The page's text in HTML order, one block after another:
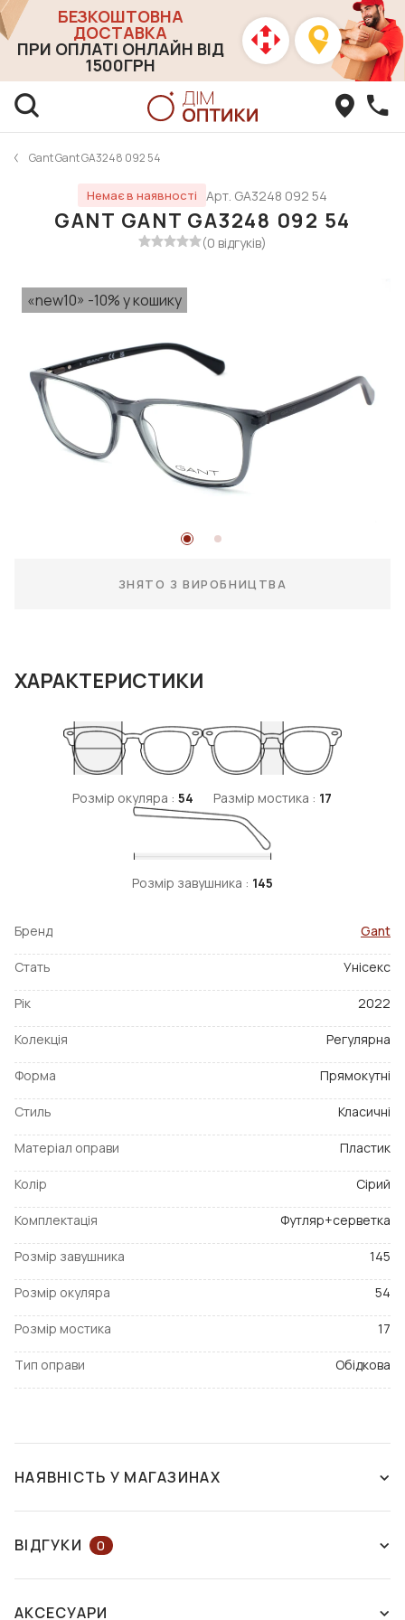
БЕЗКОШТОВНА
ДОСТАВКА
ПРИ ОПЛАТІ ОНЛАЙН ВІД
1500ГРН
Gant Gant GA3248 092 54
Немає в наявності Арт. GA3248 092 54
GANT GANT GA3248 092 54
(0 відгуків)
«new10» -10% у кошику
ЗНЯТО З ВИРОБНИЦТВА
ХАРАКТЕРИСТИКИ
Розмір окуляра : 54 Размір мостика : 17
Розмір завушника : 145
Бренд Gant
Стать Унісекс
Рік 2022
Колекція Регулярна
Форма Прямокутні
Стиль Класичні
Матеріал оправи Пластик
Колір Сірий
Комплектація Футляр+серветка
Розмір завушника 145
Розмір окуляра 54
Розмір мостика 17
Тип оправи Обідкова
НАЯВНІСТЬ У МАГАЗИНАХ
ВІДГУКИ 0
АКСЕСУАРИ